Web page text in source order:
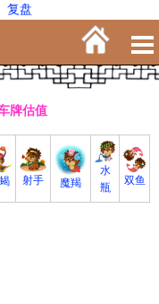
复盘
牌估值
射手 魔羯
水
瓶
双鱼